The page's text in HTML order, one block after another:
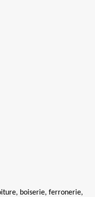
boiserie, ferronerie,